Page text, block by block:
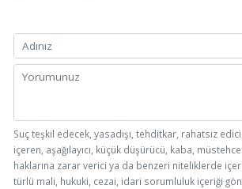
Suç teşkil edecek, yasadışı, tehditkar, rahatsız
içeren, aşağılayıcı, küçük düşürücü, kaba,
haklarına zarar verici ya da benzeri niteliklerde
türlü mali, hukuki, cezai, idari sorumluluk içeriği